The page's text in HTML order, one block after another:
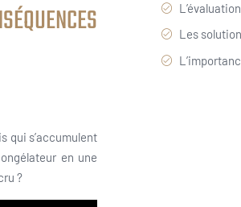
qui s’accumulent
en une
?